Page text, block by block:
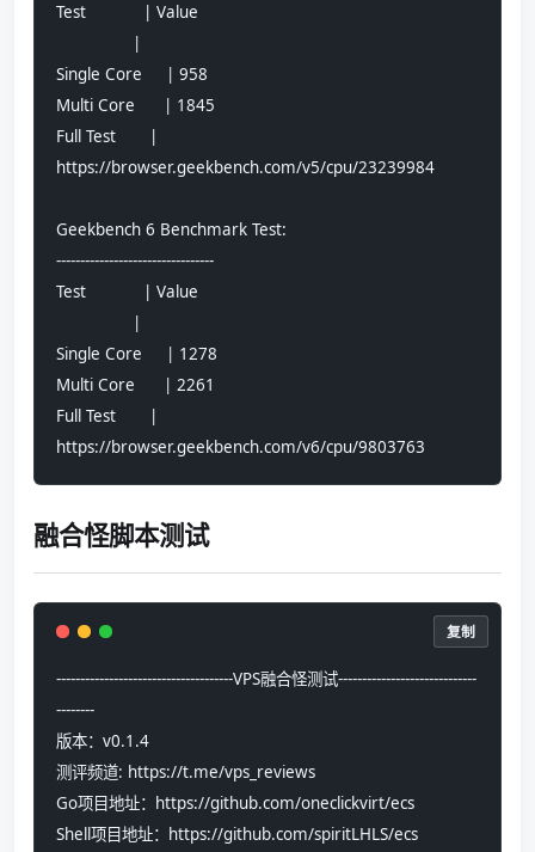
Test            | Value
Single Core     | 958
Multi Core      | 1845
Full Test       |
https://browser.geekbench.com/v5/cpu/23239984
Geekbench 6 Benchmark Test:
---------------------------------
Test            | Value
Single Core     | 1278
Multi Core      | 2261
Full Test       |
https://browser.geekbench.com/v6/cpu/9803763
融合怪脚本测试
-------------------------------------VPS融合怪测试-----------------------------
--------
版本：v0.1.4
测评频道: https://t.me/vps_reviews
Go项目地址：https://github.com/oneclickvirt/ecs
Shell项目地址：https://github.com/spiritLHLS/ecs
复制